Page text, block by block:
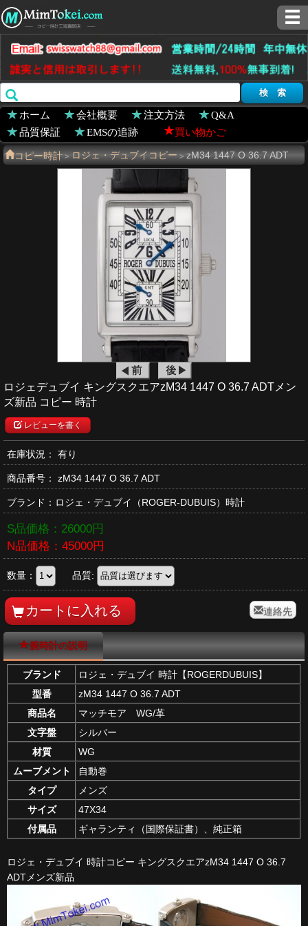
ホーム 会社概要 注文方法
Q&A
品質保証
EMSの追跡 買い物かご
コピー時計 > ロジェ・デュブイコピー > zM34 1447 O 36.7 ADT
ロジェデュブイ キングスクエアzM34 1447 O 36.7 ADTメン
ズ新品 コピー 時計
レビューを書く
在庫状況： 有り
商品番号： zM34 1447 O 36.7 ADT
ブランド： ロジェ・デュブイ （ROGER-DUBUIS）時計
S品価格： 26000円
N品価格： 45000円
数量： 品質:
連絡先
腕時計の説明
ブランド
ロジェ・デュブイ 時計【ROGERDUBUIS】
型番
zM34 1447 O 36.7 ADT
商品名
マッチモア WG/革
文字盤
シルバー
材質
WG
ムーブメント
自動巻
タイプ
メンズ
サイズ
47X34
付属品
ギャランティ（国際保証書）、純正箱
ロジェ・デュブイ 時計コピー キングスクエアzM34 1447 O 36.7
ADTメンズ新品